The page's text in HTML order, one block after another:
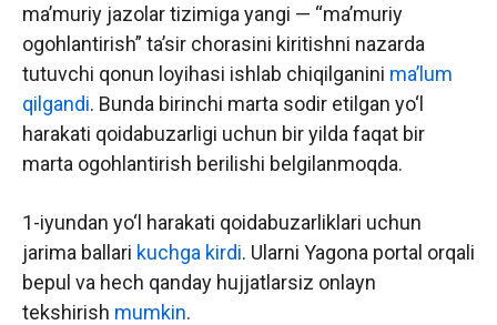
ma’muriy jazolar tizimiga yangi — “ma’muriy
ogohlantirish” ta’sir chorasini kiritishni nazarda
tutuvchi qonun loyihasi ishlab chiqilganini ma’lum
qilgandi. Bunda birinchi marta sodir etilgan yo‘l
harakati qoidabuzarligi uchun bir yilda faqat bir
marta ogohlantirish berilishi belgilanmoqda.
1-iyundan yo‘l harakati qoidabuzarliklari uchun
jarima ballari kuchga kirdi. Ularni Yagona portal orqali
bepul va hech qanday hujjatlarsiz onlayn
tekshirish mumkin.